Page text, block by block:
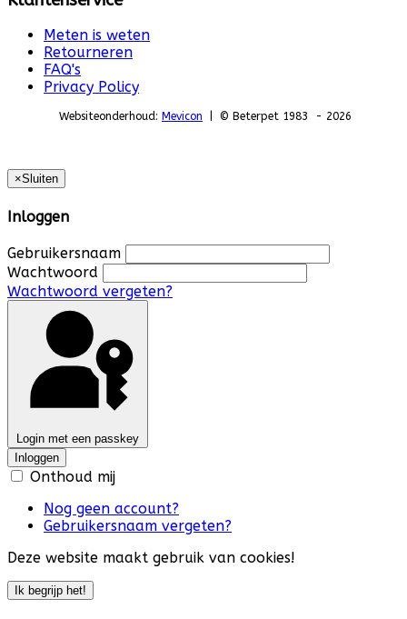
Meten is weten
Retourneren
FAQ's
Privacy Policy
Websiteonderhoud: Mevicon | © Beterpet 1983 - 2026
×Sluiten
Inloggen
Gebruikersnaam
Wachtwoord
Wachtwoord vergeten?
Login met een passkey
Inloggen
Onthoud mij
Nog geen account?
Gebruikersnaam vergeten?
Deze website maakt gebruik van cookies!
Ik begrijp het!